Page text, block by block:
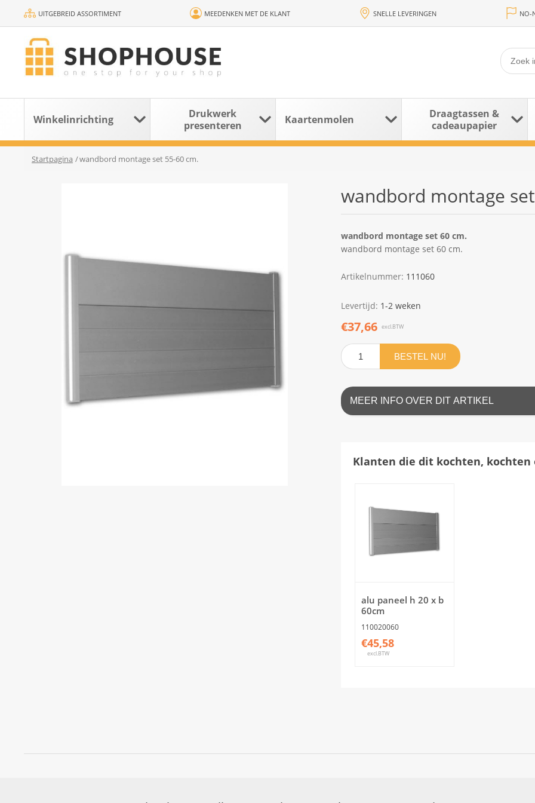
UITGEBREID ASSORTIMENT MEEDENKEN MET DE KLANT SNELLE LEVERINGEN NO-
Winkelinrichting
Drukwerk
presenteren
Kaartenmolen
Draagtassen &
cadeaupapier
Startpagina /wandbord montage set 55-60 cm.
wandbord montage
wandbord montage set 60 cm.
wandbord montage set 60 cm.
Artikelnummer: 111060
Levertijd: 1-2 weken
€37,66 excl.BTW
BESTEL NU!
MEER INFO OVER DIT ARTIKEL
Klanten die dit kochten, kochten
alu paneel h 20 x b
60cm
110020060
€45,58
excl.BTW